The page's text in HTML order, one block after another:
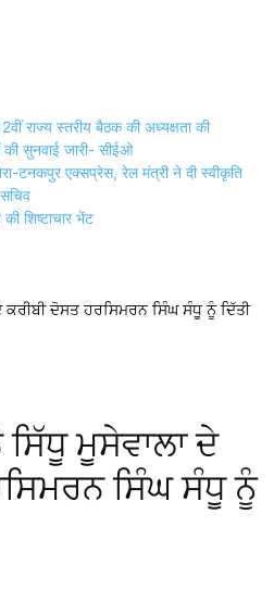
राज्य स्तरीय बैठक की अध्यक्षता की
सुनवाई जारी- सीईओ
टनकपुर एक्सप्रेस, रेल मंत्री ने दी स्वीकृति
शिष्टाचार भेंट
ਕਰੀਬੀ ਦੋਸਤ ਹਰਸਿਮਰਨ ਸਿੰਘ ਸੰਧੂ ਨੂੰ ਦਿੱਤੀ
ਮੂਸੇਵਾਲਾ ਦੇ
ਸਿੰਘ ਸੰਧੂ ਨੂੰ